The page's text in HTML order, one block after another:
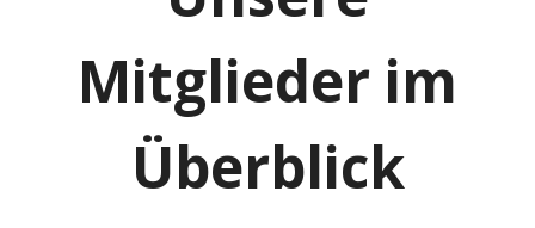
Mitglieder im
Überblick